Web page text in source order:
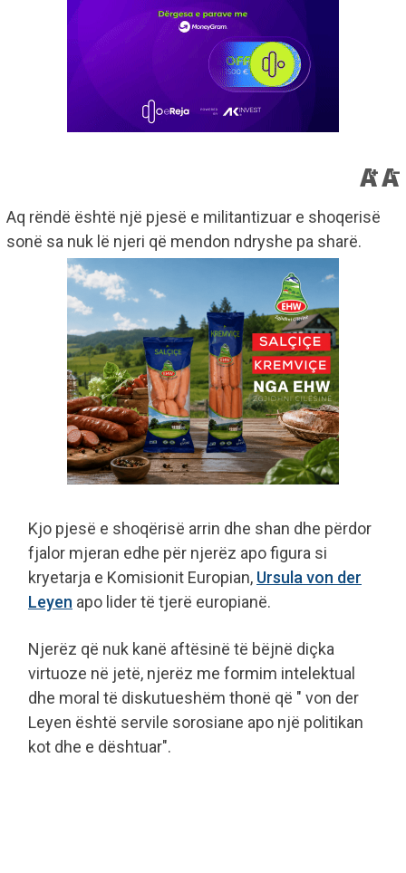
Aq rëndë është një pjesë e militantizuar e shoqerisë
sonë sa nuk lë njeri që mendon ndryshe pa sharë.
Kjo pjesë e shoqërisë arrin dhe shan dhe përdor
fjalor mjeran edhe për njerëz apo figura si
kryetarja e Komisionit Europian, Ursula von der
Leyen apo lider të tjerë europianë.
Njerëz që nuk kanë aftësinë të bëjnë diçka
virtuoze në jetë, njerëz me formim intelektual
dhe moral të diskutueshëm thonë që " von der
Leyen është servile sorosiane apo një politikan
kot dhe e dështuar".